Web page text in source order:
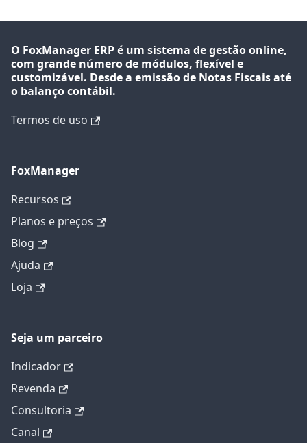
O FoxManager ERP é um sistema de gestão online,
com grande número de módulos, flexível e
customizável. Desde a emissão de Notas Fiscais até
o balanço contábil.
Termos de uso
FoxManager
Recursos
Planos e preços
Blog
Ajuda
Loja
Seja um parceiro
Indicador
Revenda
Consultoria
Canal